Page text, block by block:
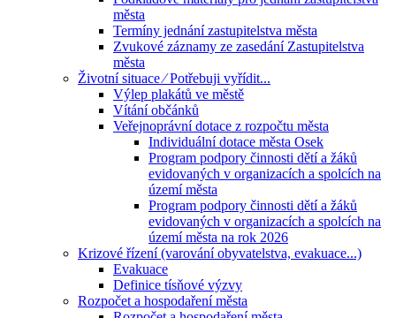
města
Termíny jednání zastupitelstva města
Zvukové záznamy ze zasedání Zastupitelstva
města
Životní situace ⁄ Potřebuji vyřídit...
Výlep plakátů ve městě
Vítání občánků
Veřejnoprávní dotace z rozpočtu města
Individuální dotace města Osek
Program podpory činnosti dětí a žáků
evidovaných v organizacích a spolcích na
území města
Program podpory činnosti dětí a žáků
evidovaných v organizacích a spolcích na
území města na rok 2026
Krizové řízení (varování obyvatelstva, evakuace...)
Evakuace
Definice tísňové výzvy
Rozpočet a hospodaření města